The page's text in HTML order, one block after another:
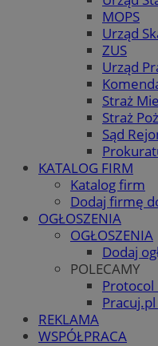
MOPS
Urząd
ZUS
Urząd
Straż
Straż
Sąd
KATALOG FIRM
Katalog firm
Dodaj firmę
OGŁOSZENIA
OGŁOSZENIA
Dodaj
POLECAMY
Protocol
REKLAMA
WSPÓŁPRACA